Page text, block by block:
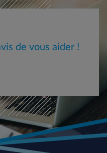
de vous aider !